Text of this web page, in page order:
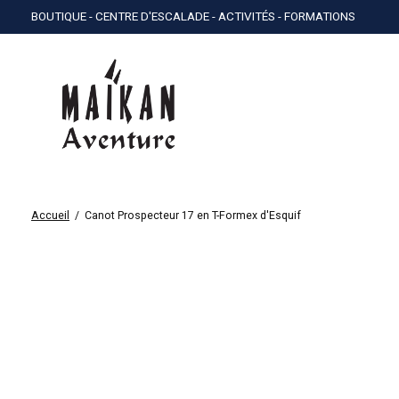
BOUTIQUE - CENTRE D'ESCALADE - ACTIVITÉS - FORMATIONS
Accueil / Canot Prospecteur 17 en T-Formex d'Esquif